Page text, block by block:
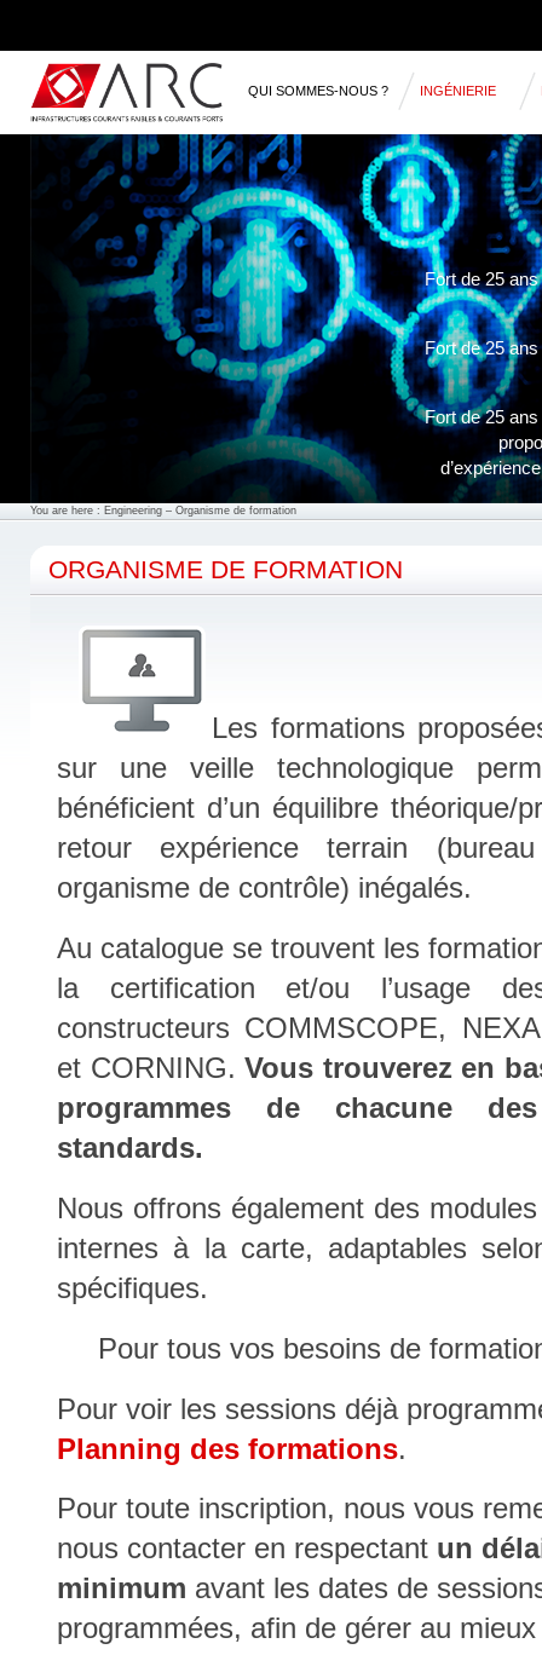
QUI SOMMES-NOUS ? INGÉNIERIE
RÉFÉRENCES
Fort de 25
Fort de 25
Fort de 25
Fort de 25
Fort de 25
Fort de 25
Fort de 25
Fort de 25
Fort de 25
Fort de 25
You are here : Engineering – Organisme de formation
ORGANISME DE FORMATION
Les formations
sur une veille technologique
bénéficient d’un équilibre théorique/
retour expérience terrain
organisme de contrôle) inégalés.
Au catalogue se trouvent les
la certification et/ou l’usage
constructeurs COMMSCOPE,
et CORNING. Vous trouverez en
programmes de chacune
standards.
Nous offrons également des
internes à la carte, adaptables
spécifiques.
Pour tous vos besoins de
Pour voir les sessions déjà
Planning des formations.
Pour toute inscription, nous vous
nous contacter en respectant un
minimum avant les dates de
programmées, afin de gérer au